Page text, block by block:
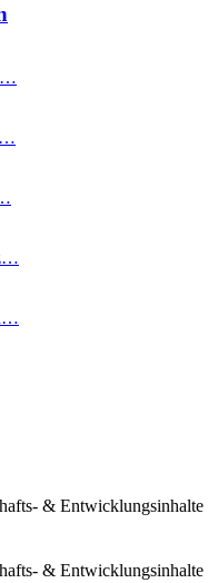
& Entwicklungsinhalte
& Entwicklungsinhalte